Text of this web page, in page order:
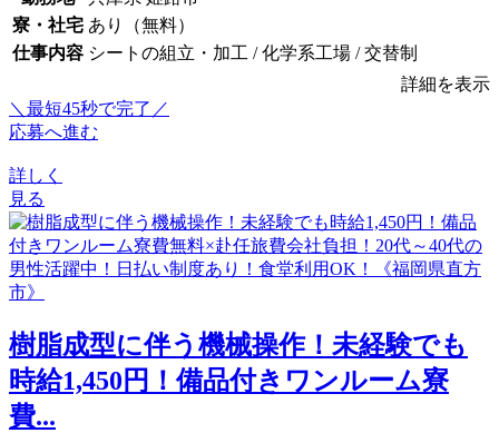
寮・社宅 あり（無料）
仕事内容 シートの組立・加工 / 化学系工場 / 交替制
詳細を表示
＼最短45秒で完了／
応募へ進む
詳しく
見る
樹脂成型に伴う機械操作！未経験でも
時給1,450円！備品付きワンルーム寮
費...